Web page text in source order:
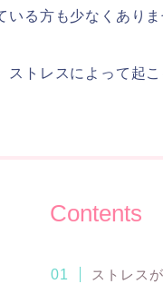
いる方も少なくありま
ストレスによって起
Contents
ストレス